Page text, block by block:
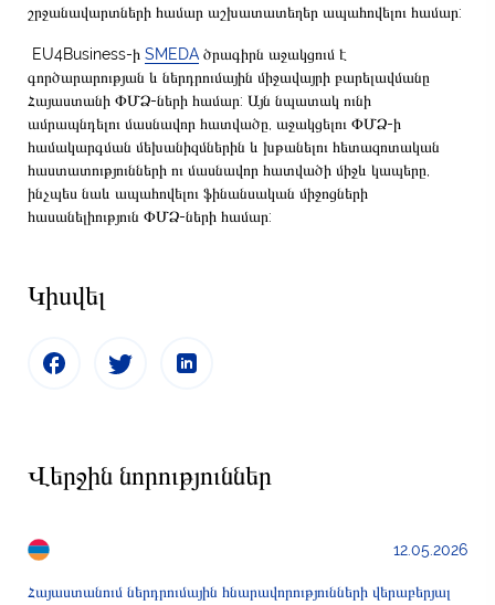
շրջանավարտների համար աշխատատեղեր ապահովելու համար:
EU4Business-ի SMEDAծրագիրն աջակցում է
գործարարության և ներդրումային միջավայրի բարելավմանը
Հայաստանի ՓՄՁ-ների համար: Այն նպատակ ունի
ամրապնդելու մասնավոր հատվածը, աջակցելու ՓՄՁ-ի
համակարգման մեխանիզմներին և խթանելու հետազոտական
հաստատությունների ու մասնավոր հատվածի միջև կապերը,
ինչպես նաև ապահովելու ֆինանսական միջոցների
հասանելիություն ՓՄՁ-ների համար:
Կիսվել
Վերջին նորություններ
12.05.2026
Հայաստանում ներդրումային հնարավորությունների վերաբերյալ